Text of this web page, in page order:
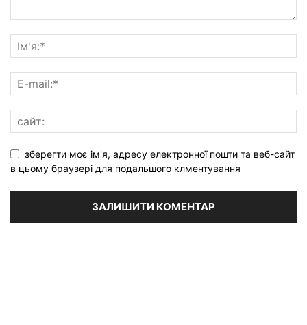
зберегти моє ім'я, адресу електронної пошти та веб-сайт
в цьому браузері для подальшого клментування